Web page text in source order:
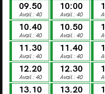
Available Almost soldout
Guided tour museum tour
Guided tour exhibition
M W
MON
27
TUE
28
WED
29
09.50
Avail.: 40
10:00
Avail.: 40
10.40
Avail.: 40
10.50
Avail.: 40
11.30
Avail.: 40
11.40
Avail.: 40
12.20
Avail.: 40
12.30
Avail.: 40
13.10 13.20